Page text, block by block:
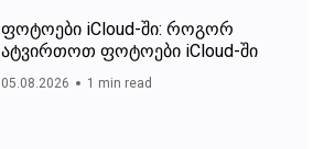
ფოტოები iCloud-ში: როგორ
ატვირთოთ ფოტოები iCloud-ში
05.08.2026 1 min read